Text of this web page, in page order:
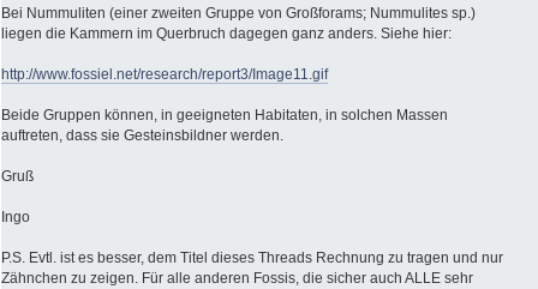
Bei Nummuliten (einer zweiten Gruppe von Großforams; Nummulites sp.)
liegen die Kammern im Querbruch dagegen ganz anders. Siehe hier:
http://www.fossiel.net/research/report3/Image11.gif
Beide Gruppen können, in geeigneten Habitaten, in solchen Massen
auftreten, dass sie Gesteinsbildner werden.
Gruß
Ingo
P.S. Evtl. ist es besser, dem Titel dieses Threads Rechnung zu tragen und nur
Zähnchen zu zeigen. Für alle anderen Fossis, die sicher auch ALLE sehr